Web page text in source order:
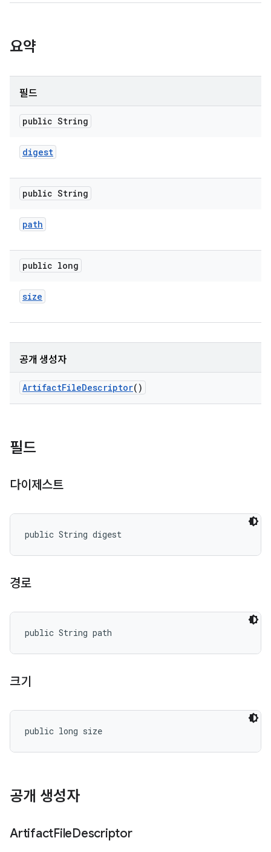
요약
필드
public String
digest
public String
path
public long
size
공개 생성자
ArtifactFileDescriptor()
필드
다이제스트
public String digest
경로
public String path
크기
public long size
공개 생성자
ArtifactFileDescriptor